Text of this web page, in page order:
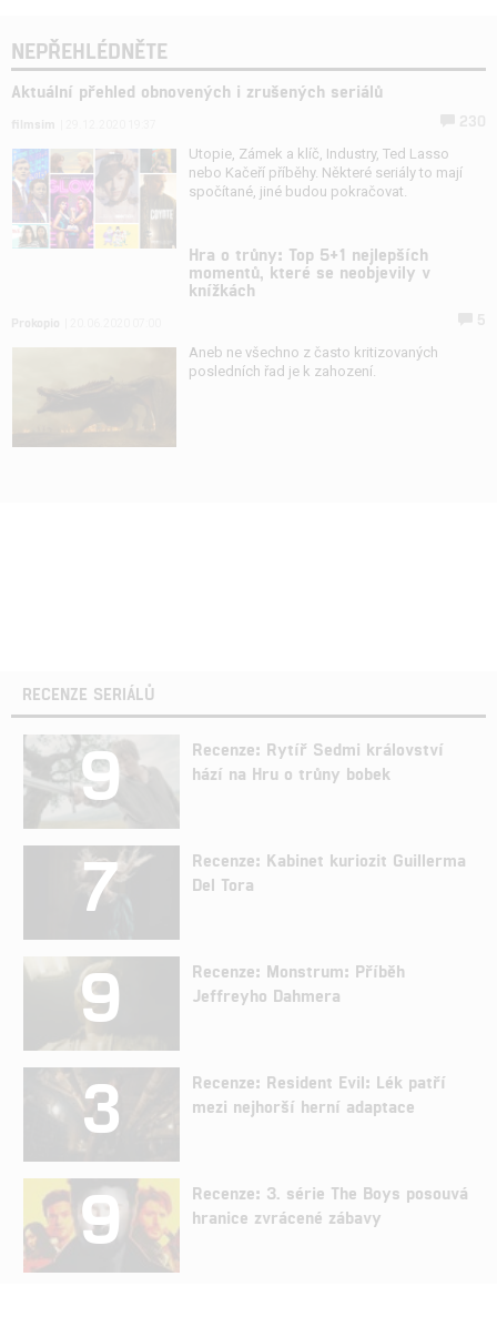
NEPŘEHLÉDNĚTE
Aktuální přehled obnovených i zrušených seriálů
Utopie, Zámek a klíč, Industry, Ted Lasso
nebo Kačeří příběhy. Některé seriály to mají
spočítané, jiné budou pokračovat.
Hra o trůny: Top 5+1 nejlepších
momentů, které se neobjevily v
knížkách
Aneb ne všechno z často kritizovaných
posledních řad je k zahození.
RECENZE SERIÁLŮ
9
Recenze: Rytíř Sedmi království
hází na Hru o trůny bobek
7
Recenze: Kabinet kuriozit Guillerma
Del Tora
9
Recenze: Monstrum: Příběh
Jeffreyho Dahmera
3
Recenze: Resident Evil: Lék patří
mezi nejhorší herní adaptace
9
Recenze: 3. série The Boys posouvá
hranice zvrácené zábavy